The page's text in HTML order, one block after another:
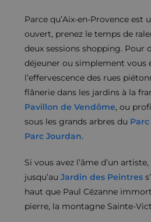
Parce qu’Aix-en-Provence est
ouvert, prenez le temps de
deux sessions shopping. Pour
déjeuner ou simplement vous
l’effervescence des rues
flânerie dans les jardins à la
Pavillon de Vendôme, ou
sous les grands arbres du
Parc Jourdan.
Si vous avez l’âme d’un
jusqu’auJardin des Peintres
haut que Paul Cézanne
pierre, la montagne Sainte-